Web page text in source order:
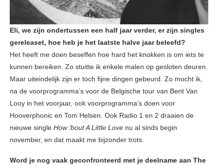
Eli, we zijn ondertussen een half jaar verder, er zijn singles
gereleaset, hoe heb je het laatste halve jaar beleefd?
Het heeft me doen beseffen hoe hard het knokken is om iets te
kunnen bereiken. Zo stuitte ik enkele malen op gesloten deuren.
Maar uiteindelijk zijn er toch fijne dingen gebeurd. Zo mocht ik,
na de voorprogramma’s voor de Belgische tour van Bent Van
Looy in het voorjaar, ook voorprogramma’s doen voor
Hooverphonic en Tom Helsen. Ook Radio 1 en 2 draaien de
nieuwe single How ‘bout A Little Love nu al sinds begin
november, en dat maakt me bijzonder trots.
Word je nog vaak geconfronteerd met je deelname aan The